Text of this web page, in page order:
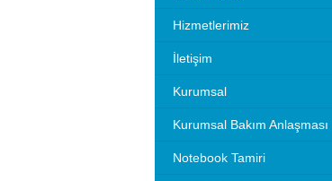
Hizmetlerimiz
İletişim
Kurumsal
Kurumsal Bakım Anlaşması
Notebook Tamiri